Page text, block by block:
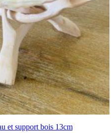
et support bois 13cm